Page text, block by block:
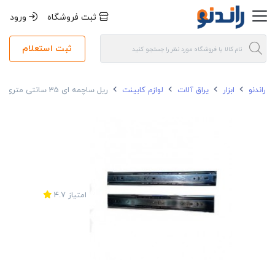
ثبت فروشگاه ورود
ثبت استعلام
راندنو ابزار یراق آلات لوازم کابینت ریل ساچمه ای 35 سانتی متری آر تی ای
امتیاز 4.7